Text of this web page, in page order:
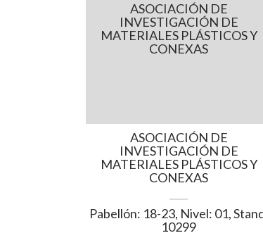
ASOCIACIÓN DE
INVESTIGACIÓN DE
MATERIALES PLÁSTICOS Y
CONEXAS
ASOCIACIÓN DE
INVESTIGACIÓN DE
MATERIALES PLÁSTICOS Y
CONEXAS
Pabellón: 18-23, Nivel: 01,
10299